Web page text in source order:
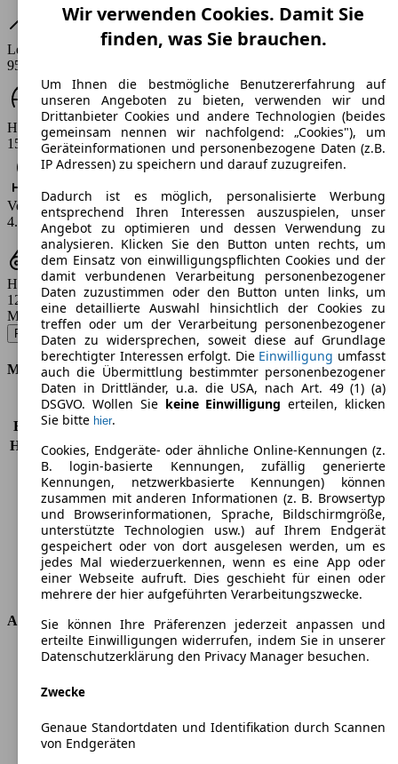
Leistung
95 PS
Höchstgeschwindigkeit (km/h)
157 - 167 km/h
Verbrauch
4.7 - 6.3 l/100km
Hubraum
1248 ccm
Modellbezeichnung:
Fiorino Multijet Basis - 70 KW (95 PS) (2018/07 - 2019/05)▼
Motor & Leistung
KW (PS)
70 kW (95 PS)
Beschleunigung (0-100 km/h)
Höchstgeschwindigkeit (km/h) 167 km/h
Anzahl der Gänge
5
Drehmoment
200 nm
Hubraum
1248 ccm
Kraftstoff
Diesel
Zylinder
4
Getriebe
Schaltgetriebe
Antriebsart
Vorderradantrieb
Abmessungen
Länge
3957 mm
Breite
Maximalgewicht
-
Max. Zuladung
Wir verwenden Cookies. Damit Sie
finden, was Sie brauchen.
Um Ihnen die bestmögliche Benutzererfahrung auf
unseren Angeboten zu bieten, verwenden wir und
Drittanbieter Cookies und andere Technologien (beides
gemeinsam nennen wir nachfolgend: „Cookies"), um
Geräteinformationen und personenbezogene Daten (z.B.
IP Adressen) zu speichern und darauf zuzugreifen.
Dadurch ist es möglich, personalisierte Werbung
entsprechend Ihren Interessen auszuspielen, unser
Angebot zu optimieren und dessen Verwendung zu
analysieren. Klicken Sie den Button unten rechts, um
dem Einsatz von einwilligungspflichten Cookies und der
damit verbundenen Verarbeitung personenbezogener
Daten zuzustimmen oder den Button unten links, um
eine detaillierte Auswahl hinsichtlich der Cookies zu
treffen oder um der Verarbeitung personenbezogener
Daten zu widersprechen, soweit diese auf Grundlage
berechtigter Interessen erfolgt. Die Einwilligung umfasst
auch die Übermittlung bestimmter personenbezogener
Daten in Drittländer, u.a. die USA, nach Art. 49 (1) (a)
DSGVO. Wollen Sie keine Einwilligung erteilen, klicken
Sie bitte hier.
Cookies, Endgeräte- oder ähnliche Online-Kennungen (z.
B. login-basierte Kennungen, zufällig generierte
Kennungen, netzwerkbasierte Kennungen) können
zusammen mit anderen Informationen (z. B. Browsertyp
und Browserinformationen, Sprache, Bildschirmgröße,
unterstützte Technologien usw.) auf Ihrem Endgerät
gespeichert oder von dort ausgelesen werden, um es
jedes Mal wiederzuerkennen, wenn es eine App oder
einer Webseite aufruft. Dies geschieht für einen oder
mehrere der hier aufgeführten Verarbeitungszwecke.
Sie können Ihre Präferenzen jederzeit anpassen und
erteilte Einwilligungen widerrufen, indem Sie in unserer
Datenschutzerklärung den Privacy Manager besuchen.
Zwecke
Genaue Standortdaten und Identifikation durch Scannen
von Endgeräten